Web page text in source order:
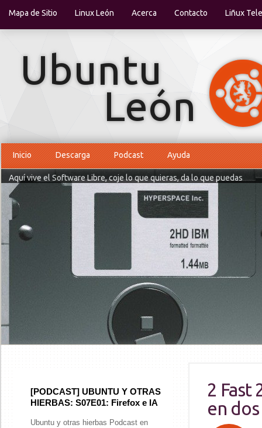
Mapa de Sitio Linux León Acerca Contacto Liñux
Inicio Descarga Podcast Ayuda
2 Fast
en
[PODCAST] UBUNTU Y OTRAS
HIERBAS: S07E01: Firefox e IA
Ubuntu y otras hierbas Podcast en